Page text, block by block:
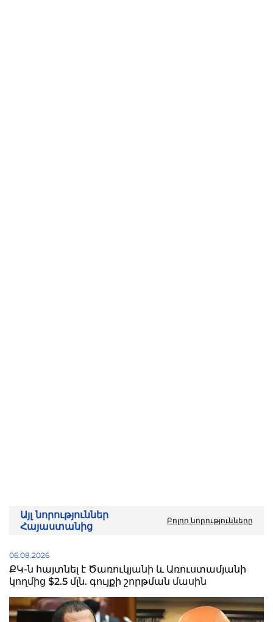
Այլ նորություններ
Հայաստանից
Բոլոր նորությունները
06.08.2026
ՔԿ-ն հայտնել է Ծառուկյանի և Առուստամյանի
կողմից $2.5 մլն. գույքի շորթման մասին